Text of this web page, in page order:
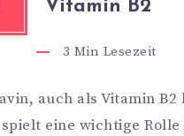
Vitamin B2
3 Min Lesezeit
auch als Vitamin B2
spielt eine wichtige Rolle